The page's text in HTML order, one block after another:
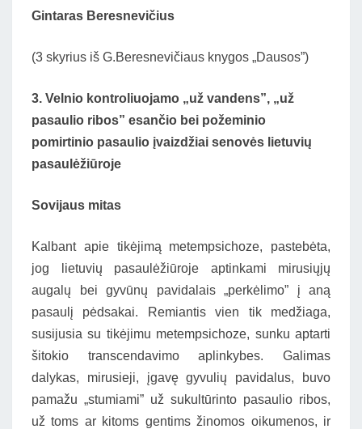
Gintaras Beresnevičius
(3 skyrius iš G.Beresnevičiaus knygos „Dausos”)
3. Velnio kontroliuojamo „už vandens”, „už
pasaulio ribos” esančio bei požeminio
pomirtinio pasaulio įvaizdžiai senovės lietuvių
pasaulėžiūroje
Sovijaus mitas
Kalbant apie tikėjimą metempsichoze, pastebėta,
jog lietuvių pasaulėžiūroje aptinkami mirusiųjų
augalų bei gyvūnų pavidalais „perkėlimo” į aną
pasaulį pėdsakai. Remiantis vien tik medžiaga,
susijusia su tikėjimu metempsichoze, sunku aptarti
šitokio transcendavimo aplinkybes. Galimas
dalykas, mirusieji, įgavę gyvulių pavidalus, buvo
pamažu „stumiami” už sukultūrinto pasaulio ribos,
už toms ar kitoms gentims žinomos oikumenos, ir